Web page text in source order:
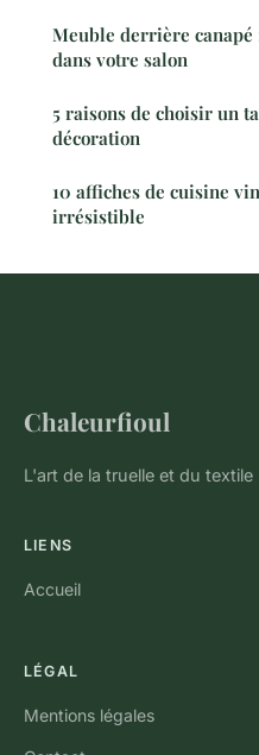
Meuble derrière
dans votre salon
5 raisons de choisir un
décoration
10 affiches de cuisine
irrésistible
Chaleurfioul
L'art de la truelle et du textile
LIENS
Accueil
LÉGAL
Mentions légales